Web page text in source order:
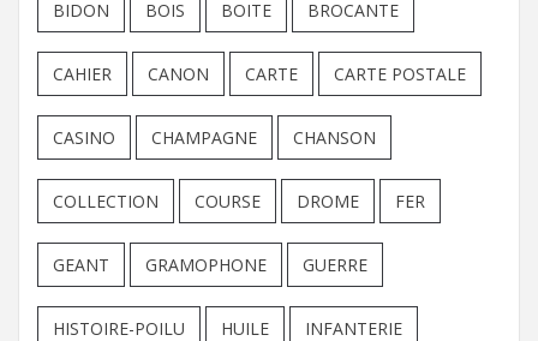
BIDON BOIS BOITE BROCANTE
CAHIER CANON CARTE CARTE POSTALE
CASINO CHAMPAGNE CHANSON
COLLECTION COURSE DROME FER
GEANT GRAMOPHONE GUERRE
HISTOIRE-POILU HUILE INFANTERIE